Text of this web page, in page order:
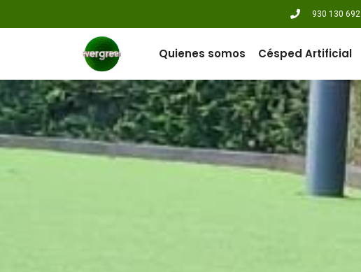
930 130 692
Quienes somos Césped Artificial